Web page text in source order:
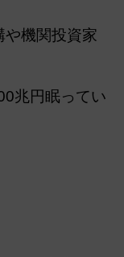
や機関投資家
兆円眠ってい